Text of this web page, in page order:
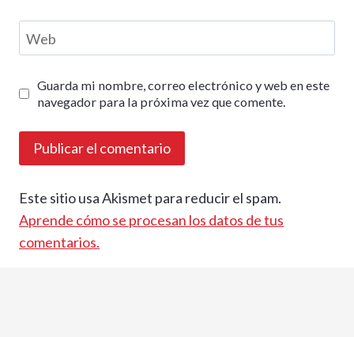
Web
Guarda mi nombre, correo electrónico y web en este
navegador para la próxima vez que comente.
Este sitio usa Akismet para reducir el spam.
Aprende cómo se procesan los datos de tus
comentarios.